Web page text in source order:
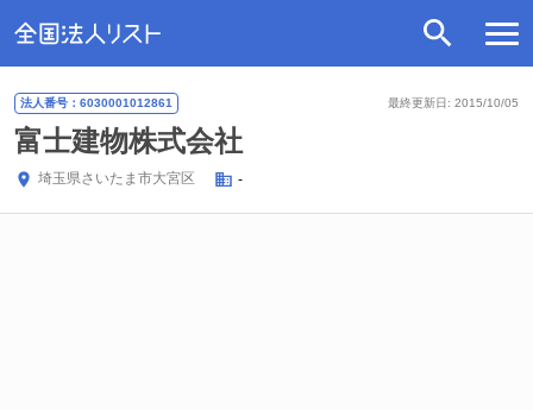
最終更新日: 2015/10/05
法人番号：6030001012861
富士建物株式会社
埼玉県さいたま市大宮区 -